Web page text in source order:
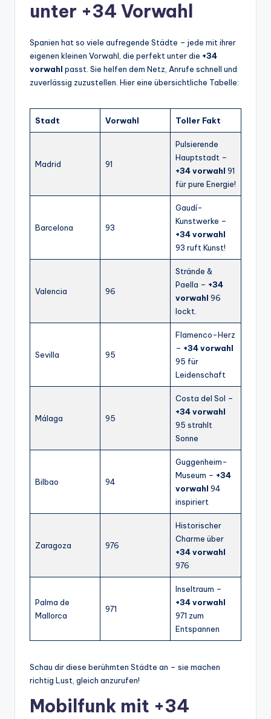
unter +34 Vorwahl
Spanien hat so viele aufregende Städte – jede mit ihrer
eigenen kleinen Vorwahl, die perfekt unter die +34
vorwahl passt. Sie helfen dem Netz, Anrufe schnell und
zuverlässig zuzustellen. Hier eine übersichtliche Tabelle:
Stadt Vorwahl Toller Fakt
Madrid 91
Pulsierende
Hauptstadt –
+34 vorwahl 91
für pure Energie!
Barcelona 93
Gaudí-
Kunstwerke –
+34 vorwahl
93 ruft Kunst!
Valencia 96
Strände &
Paella – +34
vorwahl 96
lockt.
Sevilla 95
Flamenco-Herz
– +34 vorwahl
95 für
Leidenschaft
Málaga 95
Costa del Sol –
+34 vorwahl
95 strahlt
Sonne
Bilbao 94
Guggenheim-
Museum – +34
vorwahl 94
inspiriert
Zaragoza 976
Historischer
Charme über
+34 vorwahl
976
Palma de
Mallorca
971
Inseltraum –
+34 vorwahl
971 zum
Entspannen
Schau dir diese berühmten Städte an – sie machen
richtig Lust, gleich anzurufen!
Mobilfunk mit +34